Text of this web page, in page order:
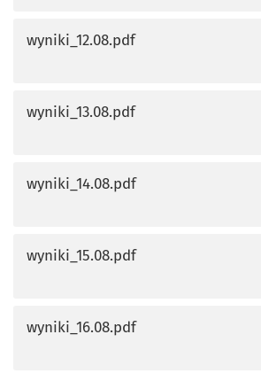
wyniki_12.08.pdf
wyniki_13.08.pdf
wyniki_14.08.pdf
wyniki_15.08.pdf
wyniki_16.08.pdf